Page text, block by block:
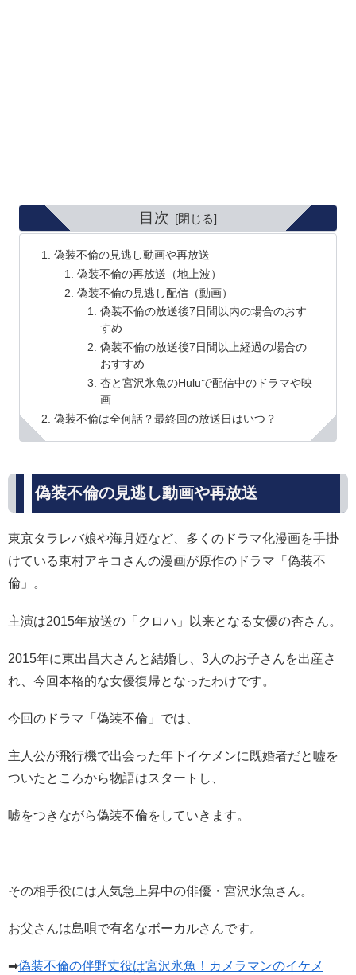
目次
偽装不倫の見逃し動画や再放送
偽装不倫の再放送（地上波）
偽装不倫の見逃し配信（動画）
偽装不倫の放送後7日間以内の場合のおす
すめ
偽装不倫の放送後7日間以上経過の場合の
おすすめ
杏と宮沢氷魚のHuluで配信中のドラマや映
画
偽装不倫は全何話？最終回の放送日はいつ？
偽装不倫の見逃し動画や再放送
東京タラレバ娘や海月姫など、多くのドラマ化漫画を手掛
けている東村アキコさんの漫画が原作のドラマ「偽装不
倫」。
主演は2015年放送の「クロハ」以来となる女優の杏さん。
2015年に東出昌大さんと結婚し、3人のお子さんを出産さ
れ、今回本格的な女優復帰となったわけです。
今回のドラマ「偽装不倫」では、
主人公が飛行機で出会った年下イケメンに既婚者だと嘘を
ついたところから物語はスタートし、
嘘をつきながら偽装不倫をしていきます。
その相手役には人気急上昇中の俳優・宮沢氷魚さん。
お父さんは島唄で有名なボーカルさんです。
➡偽装不倫の伴野丈役は宮沢氷魚！カメラマンのイケメ